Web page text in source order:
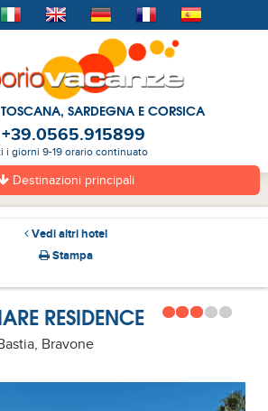
SARDEGNA E CORSICA
+39.0565.915899
i giorni 9-19 orario continuato
Destinazioni principali
Vedi altri hotel
Stampa
RESIDENCE
Bravone